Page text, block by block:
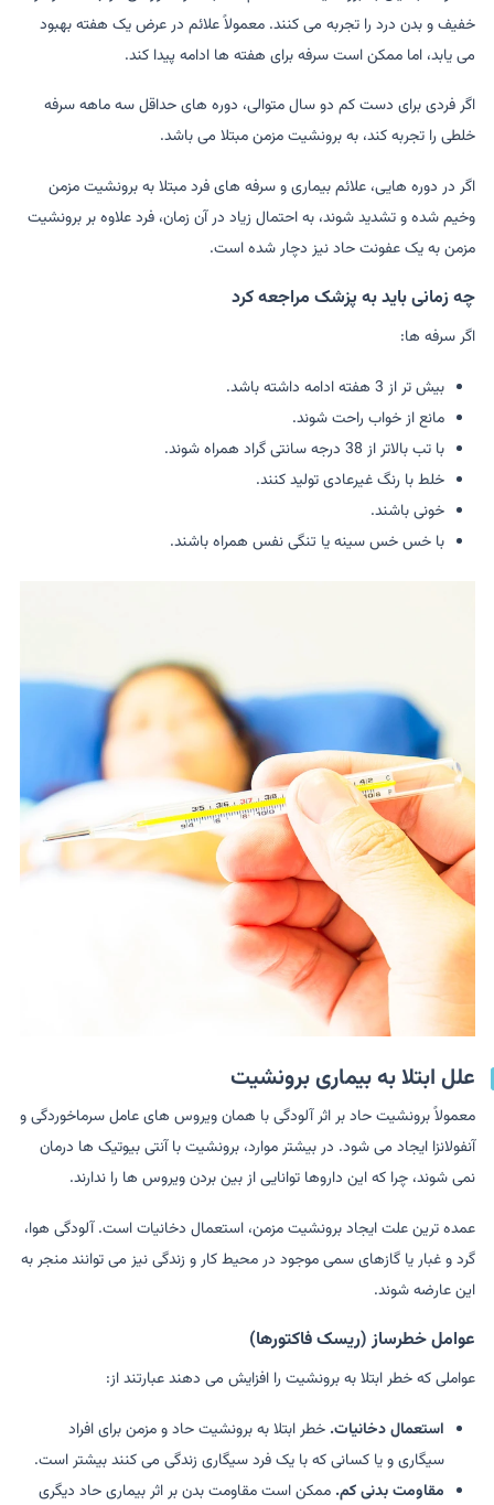
خفیف و بدن درد را تجربه می کنند. معمولاً علائم در عرض یک هفته بهبود
می یابد، اما ممکن است سرفه برای هفته ها ادامه پیدا کند.
اگر فردی برای دست کم دو سال متوالی، دوره های حداقل سه ماهه سرفه
خلطی را تجربه کند، به برونشیت مزمن مبتلا می باشد.
اگر در دوره هایی، علائم بیماری و سرفه های فرد مبتلا به برونشیت مزمن
وخیم شده و تشدید شوند، به احتمال زیاد در آن زمان، فرد علاوه بر برونشیت
مزمن به یک عفونت حاد نیز دچار شده است.
چه زمانی باید به پزشک مراجعه کرد
اگر سرفه ها:
بیش تر از 3 هفته ادامه داشته باشد.
مانع از خواب راحت شوند.
با تب بالاتر از 38 درجه سانتی گراد همراه شوند.
خلط با رنگ غیرعادی تولید کنند.
خونی باشند.
با خس خس سینه یا تنگی نفس همراه باشند.
علل ابتلا به بیماری برونشیت
معمولاً برونشیت حاد بر اثر آلودگی با همان ویروس های عامل سرماخوردگی و
آنفولانزا ایجاد می شود. در بیشتر موارد، برونشیت با آنتی بیوتیک ها درمان
نمی شوند، چرا که این داروها توانایی از بین بردن ویروس ها را ندارند.
عمده ترین علت ایجاد برونشیت مزمن، استعمال دخانیات است. آلودگی هوا،
گرد و غبار یا گازهای سمی موجود در محیط کار و زندگی نیز می توانند منجر به
این عارضه شوند.
عوامل خطرساز (ریسک فاکتورها)
عواملی که خطر ابتلا به برونشیت را افزایش می دهند عبارتند از:
استعمال دخانیات. خطر ابتلا به برونشیت حاد و مزمن برای افراد
سیگاری و یا کسانی که با یک فرد سیگاری زندگی می کنند بیشتر است.
مقاومت بدنی کم. ممکن است مقاومت بدن بر اثر بیماری حاد دیگری